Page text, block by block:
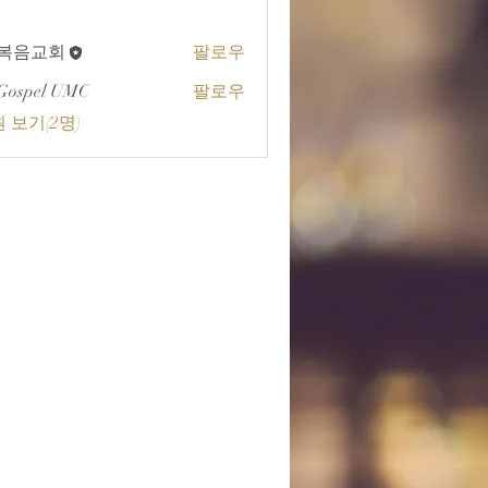
회
음교회
팔로우
UMC
팔로우
보기(2명)